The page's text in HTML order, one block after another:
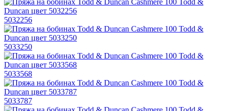
5032256
5033250
5033568
5033787